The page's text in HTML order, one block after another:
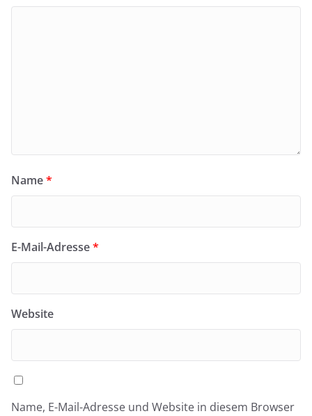
Name*
E-Mail-Adresse*
Website
Name, E-Mail-Adresse und Website in diesem Browser